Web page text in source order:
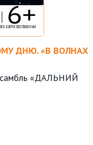
ДНЮ. «В ВОЛНАХ
«ДАЛЬНИЙ